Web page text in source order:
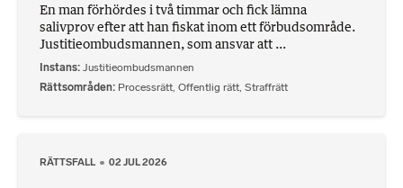
En man förhördes i två timmar och fick lämna
salivprov efter att han fiskat inom ett förbudsområde.
Justitieombudsmannen, som ansvar att ...
Instans Justitieombudsmannen
Rättsområden Processrätt, Offentlig rätt, Straffrätt
RÄTTSFALL 02 JUL 2026